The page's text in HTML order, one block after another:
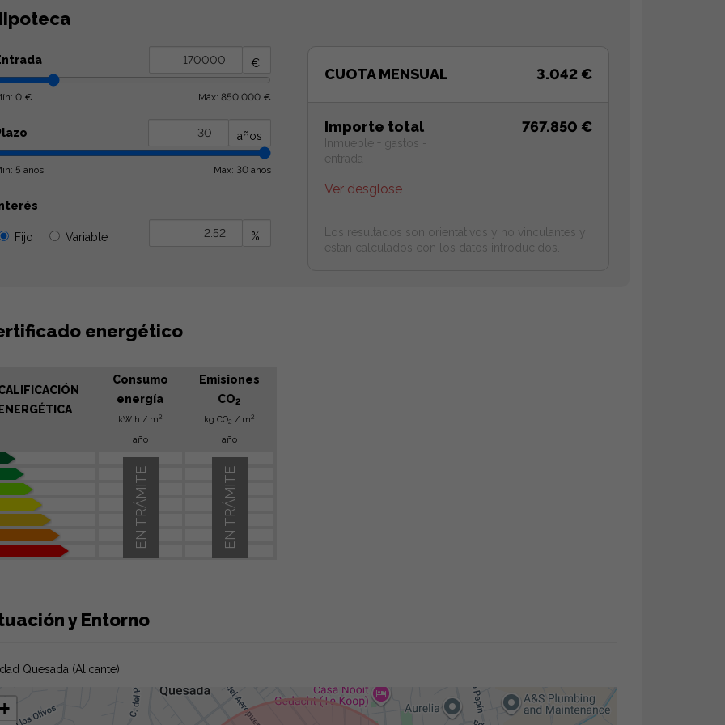
€
0 € Máx: 850.000 €
años
5 años Máx: 30 años
Fijo Variable %
CUOTA MENSUAL 3.042 €
Importe total
Inmueble + gastos -
entrada
Ver desglose
767.850 €
Los resultados son orientativos y no vinculantes y
estan calculados con los datos introducidos.
energético
ENERGÉTICA
Consumo
energía
kW h / m2
año
Emisiones
CO2
kg CO2 / m2
año
EN TRÁMITE
EN TRÁMITE
y Entorno
Quesada (Alicante)
+